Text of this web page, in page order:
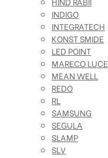
INDIGO
INTEGRATECH
KONST SMIDE
LED POINT
MARECO LUCE
MEAN WELL
REDO
RL
SAMSUNG
SEGULA
SLAMP
SLV